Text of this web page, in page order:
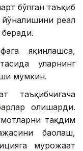
бўлган таъқиб
реал
яқинлашса,
уларнинг
мумкин.
таъқибчигача
олишарди.
тақдим
баҳолаш,
мурожаат